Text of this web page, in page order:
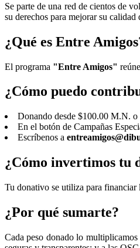
Se parte de una red de cientos de
su derechos para mejorar su
¿Qué es Entre
El programa "Entre Amigos"
¿Cómo puedo
Donando desde $100.00 M.N. o
En el botón de Campañas
Escríbenos a
¿Cómo invertimos tu
Tu donativo se utiliza para financiar
¿Por qué sumarte?
Cada peso donado lo